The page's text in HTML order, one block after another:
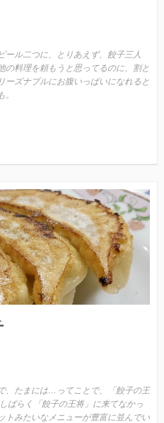
ール二つに、とりあえず、餃子三人
の料理を頼もうと思ってるのに、割と
ズナブルにお腹いっぱいになれると
、たまには…ってことで、「餃子の王
ばらく「餃子の王将」に来てなかっ
トみたいなメニューが豊富に並んでい